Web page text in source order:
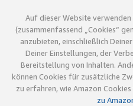
Auf dieser Website
(zusammenfassend „Cookies“
anzubieten, einschließlich
Deiner Einstellungen, der
Bereitstellung von Inhalten.
können Cookies für zusätzliche
zu erfahren, wie Amazon
zu